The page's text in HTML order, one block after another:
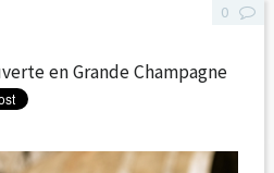
en Grande Champagne
0